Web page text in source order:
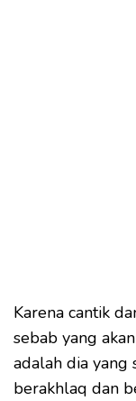
Karena cantik
sebab yang
adalah dia yang
berakhlaq dan